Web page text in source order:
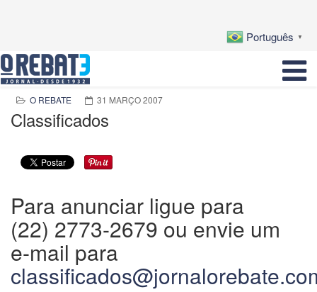
Português ▼
O REBATE 31 MARÇO 2007
Classificados
Para anunciar ligue para
(22) 2773-2679 ou envie um
e-mail para